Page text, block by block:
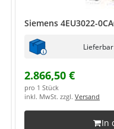
Siemens 4EU3022-
2.866,50 €
pro 1 Stück
inkl. MwSt. zzgl. Versand
In